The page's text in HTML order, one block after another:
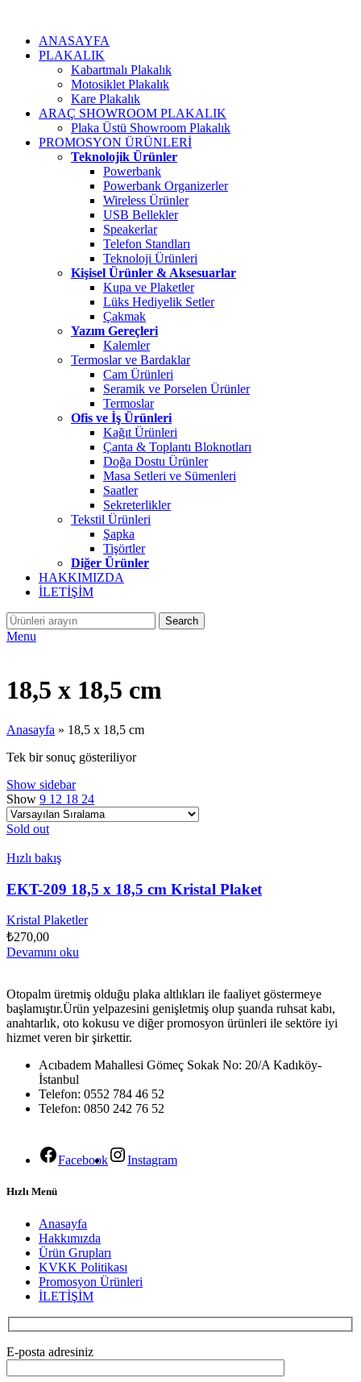
ANASAYFA
PLAKALIK
Kabartmalı Plakalık
Motosiklet Plakalık
Kare Plakalık
ARAÇ SHOWROOM PLAKALIK
Plaka Üstü Showroom Plakalık
PROMOSYON ÜRÜNLERİ
Teknolojik Ürünler
Powerbank
Powerbank Organizerler
Wireless Ürünler
USB Bellekler
Speakerlar
Telefon Standları
Teknoloji Ürünleri
Kişisel Ürünler & Aksesuarlar
Kupa ve Plaketler
Lüks Hediyelik Setler
Çakmak
Yazım Gereçleri
Kalemler
Termoslar ve Bardaklar
Cam Ürünleri
Seramik ve Porselen Ürünler
Termoslar
Ofis ve İş Ürünleri
Kağıt Ürünleri
Çanta & Toplantı Bloknotları
Doğa Dostu Ürünler
Masa Setleri ve Sümenleri
Saatler
Sekreterlikler
Tekstil Ürünleri
Şapka
Tişörtler
Diğer Ürünler
HAKKIMIZDA
İLETİŞİM
Search
Menu
18,5 x 18,5 cm
Anasayfa » 18,5 x 18,5 cm
Tek bir sonuç gösteriliyor
Show sidebar
Show 9 12 18 24
Sold out
Hızlı bakış
EKT-209 18,5 x 18,5 cm Kristal Plaket
Kristal Plaketler
₺270,00
Devamını oku
Otopalm üretmiş olduğu plaka altlıkları ile faaliyet göstermeye
başlamıştır.Ürün yelpazesini genişletmiş olup şuanda ruhsat kabı,
anahtarlık, oto kokusu ve diğer promosyon ürünleri ile sektöre iyi
hizmet veren bir şirkettir.
Acıbadem Mahallesi Gömeç Sokak No: 20/A Kadıköy-
İstanbul
Telefon: 0552 784 46 52
Telefon: 0850 242 76 52
Facebook Instagram
Hızlı Menü
Anasayfa
Hakkımızda
Ürün Grupları
KVKK Politikası
Promosyon Ürünleri
İLETİŞİM
E-posta adresiniz